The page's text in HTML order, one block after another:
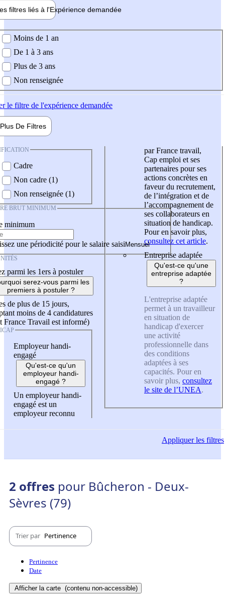
filtres liés à l'Expérience demandée
demandée
Moins de 1 an
De 1 à 3 ans
Plus de 3 ans
Non renseignée
le filtre de l'expérience demandée
Plus De Filtres
Cadre
Non cadre (1)
Non renseignée (1)
BRUT MINIMUM
minimum
une périodicité pour le salaire saisi
parmi les 1ers à postuler
serez-vous parmi les
premiers à postuler ?
de plus de 15 jours,
moins de 4 candidatures
France Travail est informé)
Employeur handi-
engagé
Qu'est-ce qu'un
employeur handi-
engagé ?
Un employeur handi-
engagé est un
employeur reconnu
par France travail,
Cap emploi et ses
partenaires pour ses
actions concrètes en
faveur du recrutement,
de l’intégration et de
l’accompagnement de
ses collaborateurs en
situation de handicap.
Pour en savoir plus,
consultez cet article.
Entreprise adaptée
Qu'est-ce qu'une
entreprise adaptée
?
L'entreprise adaptée
permet à un travailleur
en situation de
handicap d'exercer
une activité
professionnelle dans
des conditions
adaptées à ses
capacités. Pour en
savoir plus, consultez
le site de l’UNEA.
Appliquerles filtres
2 offres pour Bûcheron - Deux-
Sèvres (79)
Trier par Pertinence
Pertinence
Date
Afficher la carte (contenu non-accessible)